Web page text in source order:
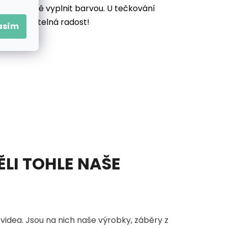
důkladně vyplnit barvou. U tečkování
neuvěřitelná radost!
TOHLE NAŠE
Jsou na nich naše výrobky, záběry z